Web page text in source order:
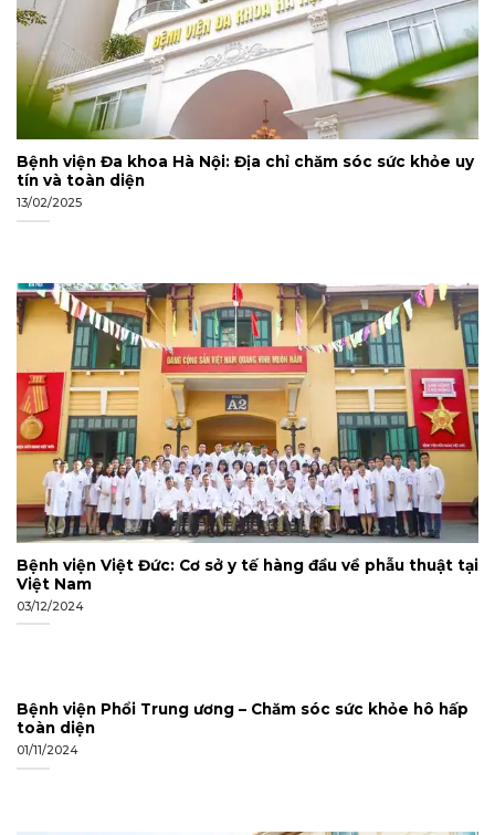
Bệnh viện Đa khoa Hà Nội: Địa chỉ chăm sóc sức khỏe uy
tín và toàn diện
13/02/2025
Bệnh viện Việt Đức: Cơ sở y tế hàng đầu về phẫu thuật tại
Việt Nam
03/12/2024
Bệnh viện Phổi Trung ương – Chăm sóc sức khỏe hô hấp
toàn diện
01/11/2024